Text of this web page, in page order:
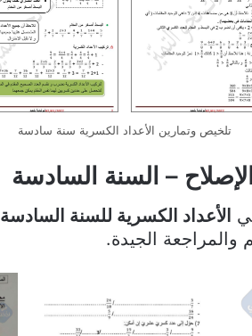
تلخيص وتمارين الأعداد الكسرية سنة سادسة
– السنة السادسة
الأعداد الكسرية للسنة السادسة
والمراجعة الجيدة.